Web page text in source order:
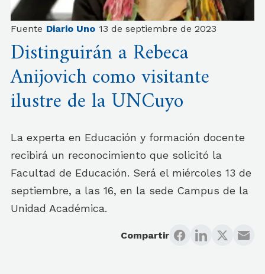
Fuente Diario Uno 13 de septiembre de 2023
Distinguirán a Rebeca
Anijovich como visitante
ilustre de la UNCuyo
La experta en Educación y formación docente
recibirá un reconocimiento que solicitó la
Facultad de Educación. Será el miércoles 13 de
septiembre, a las 16, en la sede Campus de la
Unidad Académica.
Compartir